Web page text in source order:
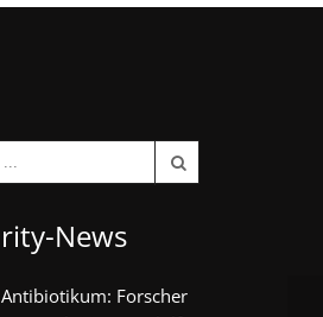
News
Forscher